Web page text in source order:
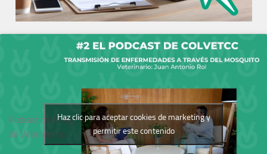
Podcast del Colegio
de Veterinarios
Haz clic para aceptar cookies de marketing y
permitir este contenido